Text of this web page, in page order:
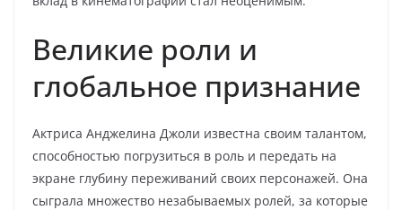
Великие роли и
глобальное признание
Актриса Анджелина Джоли известна своим талантом,
способностью погрузиться в роль и передать на
экране глубину переживаний своих персонажей. Она
сыграла множество незабываемых ролей, за которые